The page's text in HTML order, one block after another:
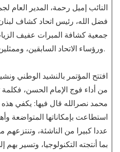
النائب إميل رحمة، المدير العام
فضل الله، رئيس اتحاد كشاف
جمعية كشافة المبرات عفيف
ورؤساء الاتحاد السابقين، وممثلين عن جمعيات كشفية.
افتتح المؤتمر بالنشيد الوطني
من أداء فوج الإمام الحسن، فكلمة
محمد نصرالله قال فيها: يكفي هذه
استطاعت بإمكاناتها المتواضعة
عددا كبيرا من الناشئة،
بما أنتجته التكنولوجيا، وتسير